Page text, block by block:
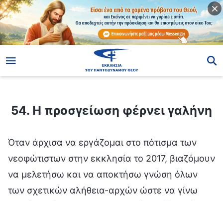
54. Η προσγείωση φέρνει γαλήνη
54. Η προσγείωση φέρνει γαλήνη
Όταν άρχισα να εργάζομαι στο πότισμα των
νεοφώτιστων στην εκκλησία το 2017, βιαζόμουν
να μελετήσω και να αποκτήσω γνώση όλων
των σχετικών αλήθεια-αρχών ώστε να γίνω